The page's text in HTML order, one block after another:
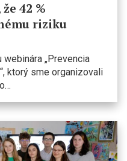
42 %
riziku
„Prevencia
ktorý sme organizovali